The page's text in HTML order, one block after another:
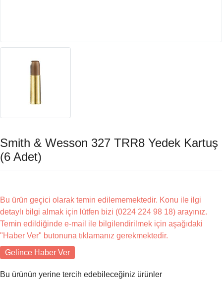
Smith & Wesson 327 TRR8 Yedek Kartuş
(6 Adet)
Bu ürün geçici olarak temin edilememektedir. Konu ile ilgi
detaylı bilgi almak için lütfen bizi (0224 224 98 18) arayınız.
Temin edildiğinde e-mail ile bilgilendirilmek için aşağıdaki
"Haber Ver" butonuna tıklamanız gerekmektedir.
Gelince Haber Ver
Bu ürünün yerine tercih edebileceğiniz ürünler